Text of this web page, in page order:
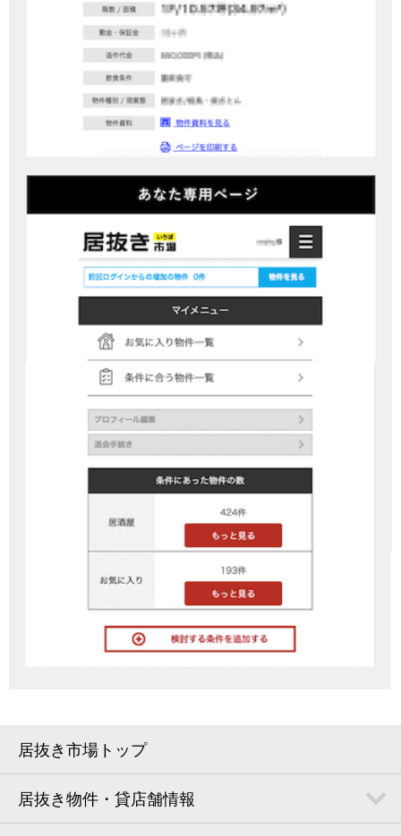
居抜き市場トップ
居抜き物件・貸店舗情報